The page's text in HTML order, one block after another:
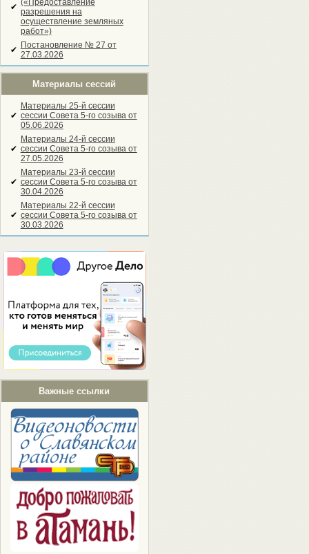
✔ («Предоставление
разрешения на
осуществление земляных
работ»)
✔ Постановление № 27 от
27.03.2026
Материалы сессий
✔
Материалы 25-й сессии
сессии Совета 5-го созыва от
05.06.2026
✔
Материалы 24-й сессии
сессии Совета 5-го созыва от
27.05.2026
✔
Материалы 23-й сессии
сессии Совета 5-го созыва от
30.04.2026
✔
Материалы 22-й сессии
сессии Совета 5-го созыва от
30.03.2026
Важные ссылки